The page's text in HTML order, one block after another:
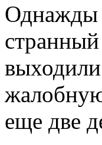
Однажды
еще две